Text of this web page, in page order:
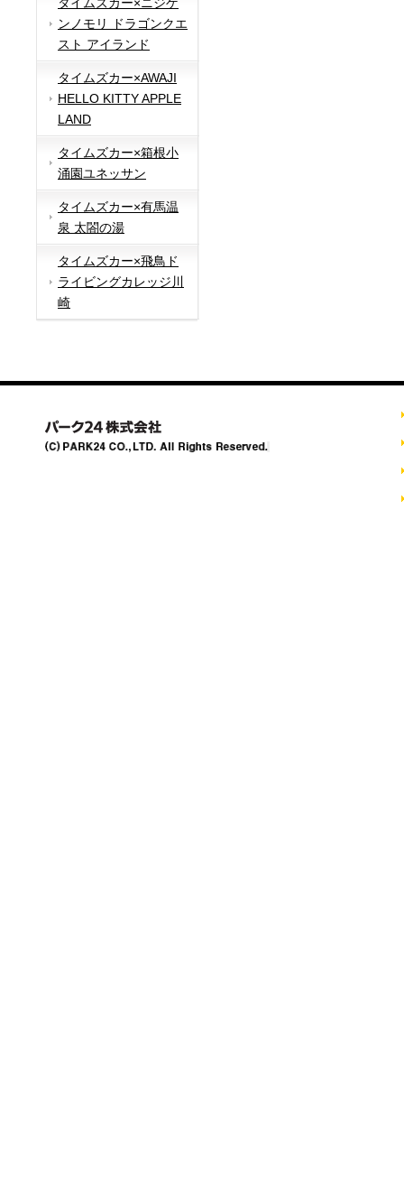
タイムズカー×ニジゲ
ンノモリ ドラゴンクエ
スト アイランド
タイムズカー×AWAJI
HELLO KITTY APPLE
LAND
タイムズカー×箱根小
涌園ユネッサン
タイムズカー×有馬温
泉 太閤の湯
タイムズカー×飛鳥ド
ライビングカレッジ川
崎